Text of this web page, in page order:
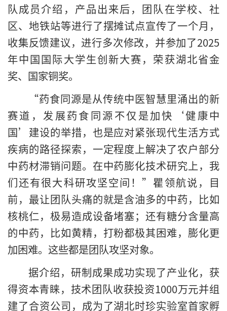
队成员介绍，产品出来后，团队在学校、社
区、地铁站等进行了摆摊试点宣传了一个月，
收集反馈建议，进行多次修改，并参加了2025
年中国国际大学生创新大赛，荣获湖北省金
奖、国家铜奖。
“药食同源是从传统中医智慧里涌出的新
赛道，发展药食同源不仅是加快‘健康中
国’建设的举措，也是应对紧张现代生活方式
疾病的路径探索，一定程度上解决了农户部分
中药材滞销问题。在中药膨化技术研究上，我
们还有很大科研攻坚空间！”瞿领航说，目
前，最让团队头痛的就是含油多的中药，比如
核桃仁，极易造成设备堵塞；还有糖分含量高
的中药，比如黄精，打粉都极其困难，膨化更
加困难。这些都是团队攻坚对象。
据介绍，研制成果成功实现了产业化，获
得资本青睐，技术团队收获投资1000万元并组
建了合资公司，成为了湖北时珍实验室首家孵